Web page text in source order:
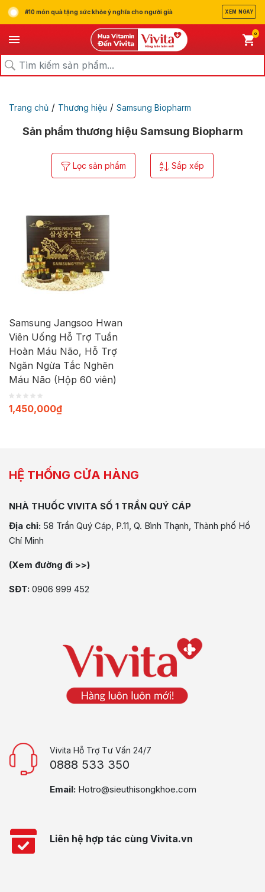
#10 món quà tặng sức khỏe ý nghĩa cho người già XEM NGAY
0
Trang chủ / Thương hiệu / Samsung Biopharm
Sản phẩm thương hiệu Samsung Biopharm
Lọc sản phẩm Sắp xếp
Samsung Jangsoo Hwan
Viên Uống Hỗ Trợ Tuần
Hoàn Máu Não, Hỗ Trợ
Ngăn Ngừa Tắc Nghẽn
Máu Não (Hộp 60 viên)
1,450,000₫
HỆ THỐNG CỬA HÀNG
NHÀ THUỐC VIVITA SỐ 1 TRẦN QUÝ CÁP
Địa chỉ: 58 Trần Quý Cáp, P.11, Q. Bình Thạnh, Thành phố Hồ
Chí Minh
(Xem đường đi >>)
SĐT: 0906 999 452
Vivita Hỗ Trợ Tư Vấn 24/7
0888 533 350
Email: Hotro@sieuthisongkhoe.com
Liên hệ hợp tác cùng Vivita.vn